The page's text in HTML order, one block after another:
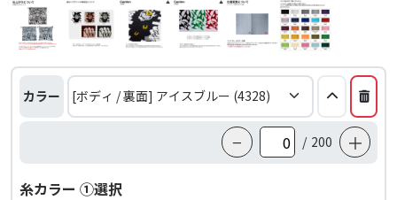
カラー
− / 200 ＋
糸カラー ①選択